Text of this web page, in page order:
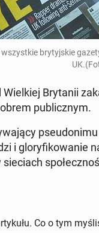
wszyst­kie bry­tyj­skie
Bry­ta­nii
pu­blicz­nym.
i glo­ry­fi­ko­wa­nie
Co o tym